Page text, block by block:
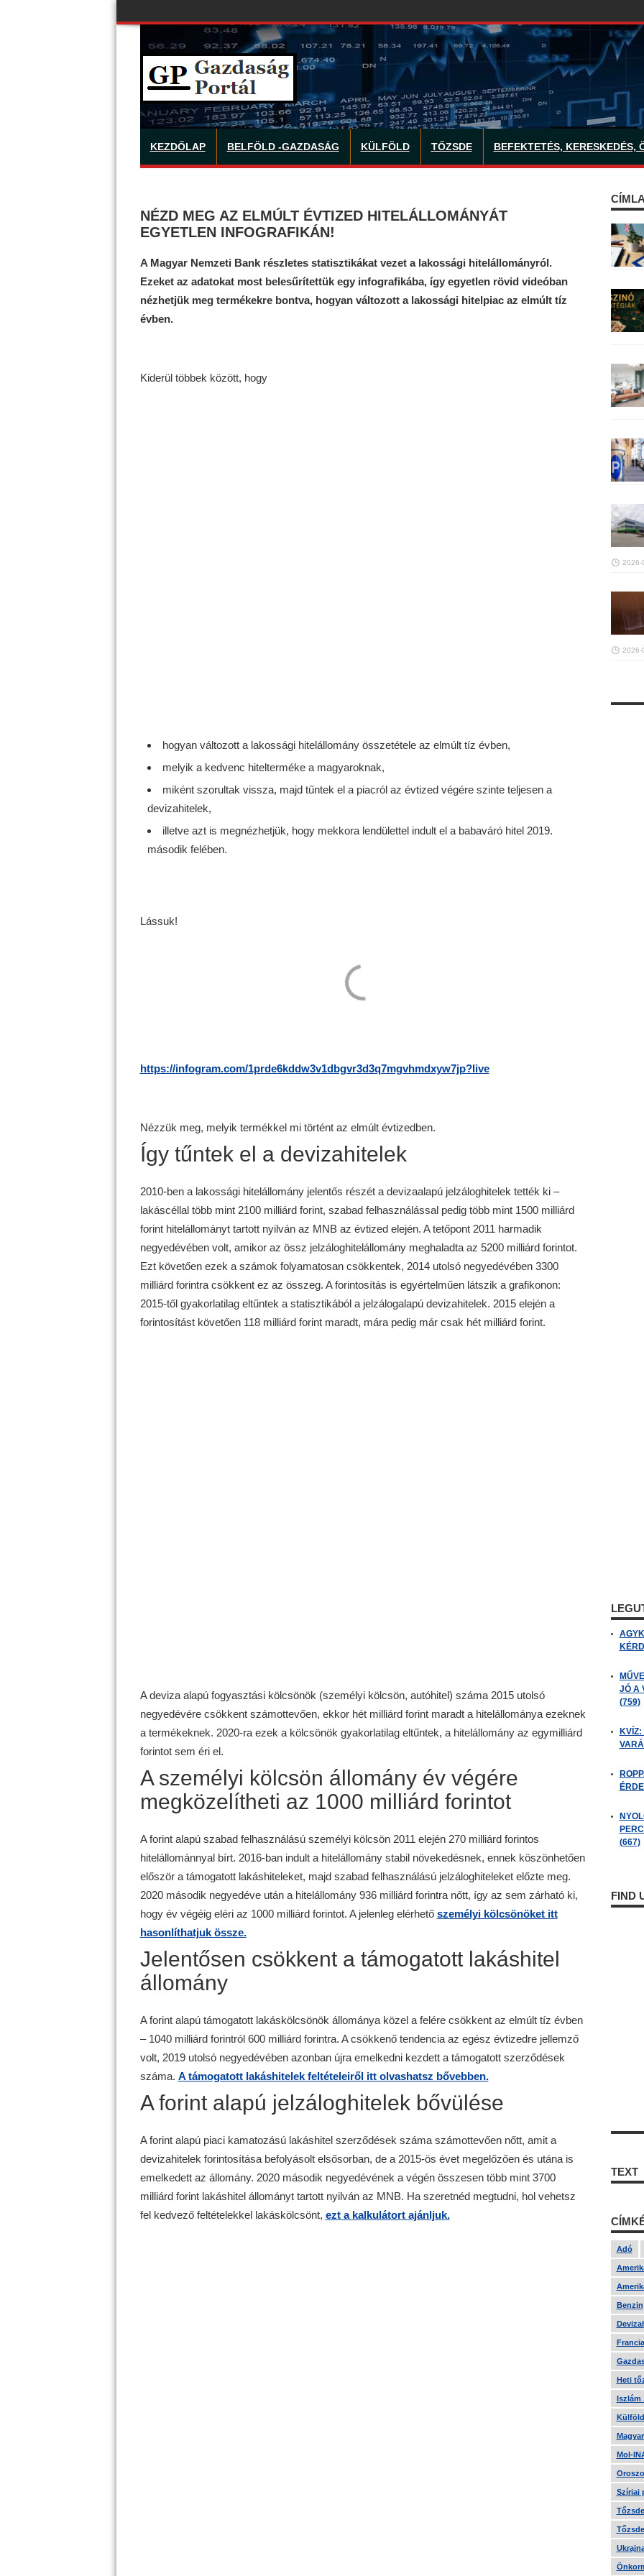
KEZDŐLAP BELFÖLD -GAZDASÁG KÜLFÖLD TŐZSDE BEFEKTETÉS, KERESKEDÉS,
NÉZD MEG AZ ELMÚLT ÉVTIZED HITELÁLLOMÁNYÁT
EGYETLEN INFOGRAFIKÁN!
A Magyar Nemzeti Bank részletes statisztikákat vezet a lakossági hitelállományról.
Ezeket az adatokat most belesűrítettük egy infografikába, így egyetlen rövid videóban
nézhetjük meg termékekre bontva, hogyan változott a lakossági hitelpiac az elmúlt tíz
évben.
Kiderül többek között, hogy
hogyan változott a lakossági hitelállomány összetétele az elmúlt tíz évben,
melyik a kedvenc hitelterméke a magyaroknak,
miként szorultak vissza, majd tűntek el a piacról az évtized végére szinte teljesen a
devizahitelek,
illetve azt is megnézhetjük, hogy mekkora lendülettel indult el a babaváró hitel 2019.
második felében.
Lássuk!
https://infogram.com/1prde6kddw3v1dbgvr3d3q7mgvhmdxyw7jp?live
Nézzük meg, melyik termékkel mi történt az elmúlt évtizedben.
Így tűntek el a devizahitelek
2010-ben a lakossági hitelállomány jelentős részét a devizaalapú jelzáloghitelek tették ki –
lakáscéllal több mint 2100 milliárd forint, szabad felhasználással pedig több mint 1500 milliárd
forint hitelállományt tartott nyilván az MNB az évtized elején. A tetőpont 2011 harmadik
negyedévében volt, amikor az össz jelzáloghitelállomány meghaladta az 5200 milliárd forintot.
Ezt követően ezek a számok folyamatosan csökkentek, 2014 utolsó negyedévében 3300
milliárd forintra csökkent ez az összeg. A forintosítás is egyértelműen látszik a grafikonon:
2015-től gyakorlatilag eltűntek a statisztikából a jelzálogalapú devizahitelek. 2015 elején a
forintosítást követően 118 milliárd forint maradt, mára pedig már csak hét milliárd forint.
A deviza alapú fogyasztási kölcsönök (személyi kölcsön, autóhitel) száma 2015 utolsó
negyedévére csökkent számottevően, ekkor hét milliárd forint maradt a hitelállománya ezeknek
a termékeknek. 2020-ra ezek a kölcsönök gyakorlatilag eltűntek, a hitelállomány az egymilliárd
forintot sem éri el.
A személyi kölcsön állomány év végére
megközelítheti az 1000 milliárd forintot
A forint alapú szabad felhasználású személyi kölcsön 2011 elején 270 milliárd forintos
hitelállománnyal bírt. 2016-ban indult a hitelállomány stabil növekedésnek, ennek köszönhetően
először a támogatott lakáshiteleket, majd szabad felhasználású jelzáloghiteleket előzte meg.
2020 második negyedéve után a hitelállomány 936 milliárd forintra nőtt, így az sem zárható ki,
hogy év végéig eléri az 1000 milliárd forintot. A jelenleg elérhető személyi kölcsönöket itt
hasonlíthatjuk össze.
Jelentősen csökkent a támogatott lakáshitel
állomány
A forint alapú támogatott lakáskölcsönök állománya közel a felére csökkent az elmúlt tíz évben
– 1040 milliárd forintról 600 milliárd forintra. A csökkenő tendencia az egész évtizedre jellemző
volt, 2019 utolsó negyedévében azonban újra emelkedni kezdett a támogatott szerződések
száma. A támogatott lakáshitelek feltételeiről itt olvashatsz bővebben.
A forint alapú jelzáloghitelek bővülése
A forint alapú piaci kamatozású lakáshitel szerződések száma számottevően nőtt, amit a
devizahitelek forintosítása befolyásolt elsősorban, de a 2015-ös évet megelőzően és utána is
emelkedett az állomány. 2020 második negyedévének a végén összesen több mint 3700
milliárd forint lakáshitel állományt tartott nyilván az MNB. Ha szeretnéd megtudni, hol vehetsz
fel kedvező feltételekkel lakáskölcsönt, ezt a kalkulátort ajánljuk.
2026-
2026-
JÓ A
(759)
KVÍZ:
(667)
FIND
TEXT
Adó
Benzin
Heti
Iszlám
Mol-
Szíriai